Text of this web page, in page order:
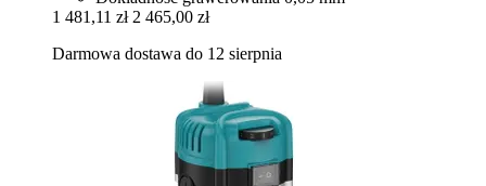
1 481,11 zł 2 465,00 zł
Darmowa dostawa do 12 sierpnia